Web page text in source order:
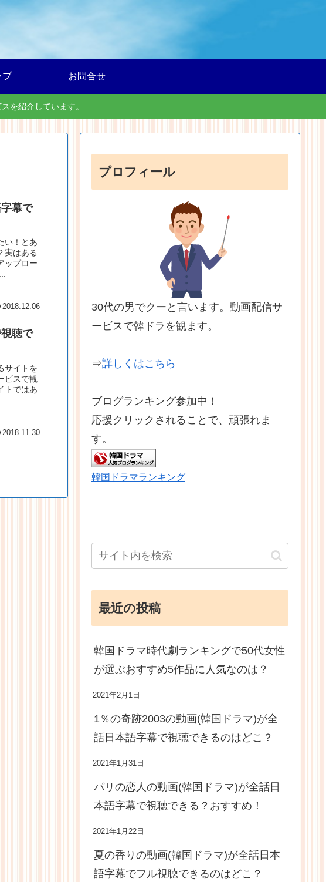
プ お問合せ
を紹介しています。
幕で
い！とあ
実はある
ップロー
2018.12.06
聴で
サイトを
ビスで観
トではあ
2018.11.30
プロフィール
30代の男でクーと言います。動画配信サ
ービスで韓ドラを観ます。
⇒詳しくはこちら
ブログランキング参加中！
応援クリックされることで、頑張れま
す。
韓国ドラマランキング
最近の投稿
韓国ドラマ時代劇ランキングで50代女性
が選ぶおすすめ5作品に人気なのは？
2021年2月1日
1％の奇跡2003の動画(韓国ドラマ)が全
話日本語字幕で視聴できるのはどこ？
2021年1月31日
パリの恋人の動画(韓国ドラマ)が全話日
本語字幕で視聴できる？おすすめ！
2021年1月22日
夏の香りの動画(韓国ドラマ)が全話日本
語字幕でフル視聴できるのはどこ？